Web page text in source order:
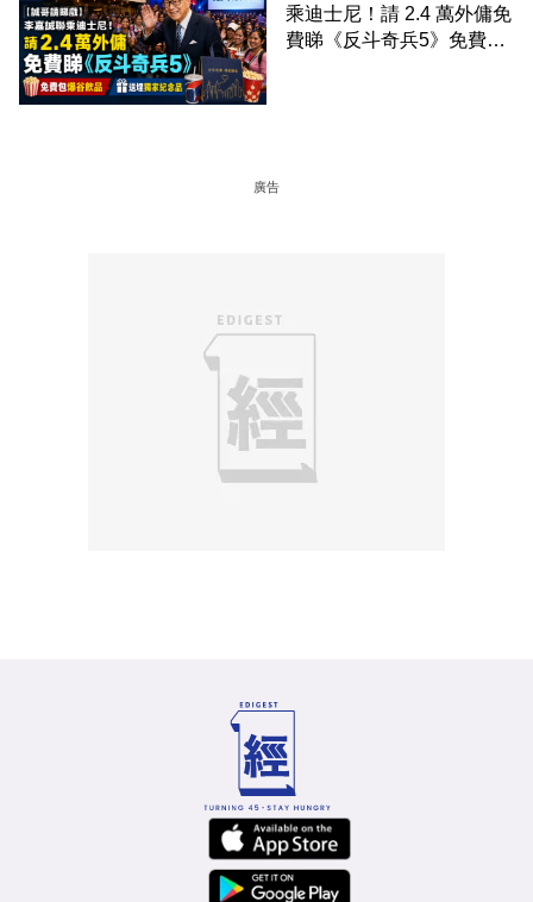
乘迪士尼！請 2.4 萬外傭免
費睇《反斗奇兵5》免費包
廣告